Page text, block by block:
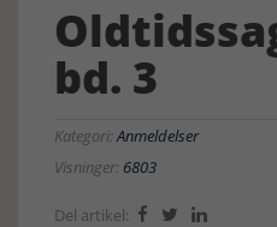
bd. 3
Kategori:Anmeldelser
Visninger: 6803
Del artikel:   